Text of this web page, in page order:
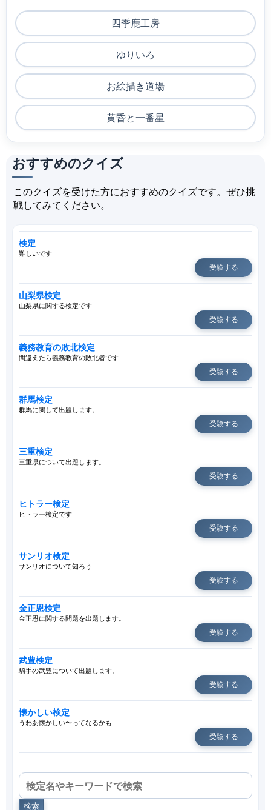
四季鹿工房
ゆりいろ
お絵描き道場
黄昏と一番星
おすすめのクイズ
このクイズを受けた方におすすめのクイズです。ぜひ挑
戦してみてください。
検定
難しいです
受験する
山梨県検定
山梨県に関する検定です
受験する
義務教育の敗北検定
間違えたら義務教育の敗北者です
受験する
群馬検定
群馬に関して出題します。
受験する
三重検定
三重県について出題します。
受験する
ヒトラー検定
ヒトラー検定です
受験する
サンリオ検定
サンリオについて知ろう
受験する
金正恩検定
金正恩に関する問題を出題します。
受験する
武豊検定
騎手の武豊について出題します。
受験する
懐かしい検定
うわあ懐かしい〜ってなるかも
受験する
検索